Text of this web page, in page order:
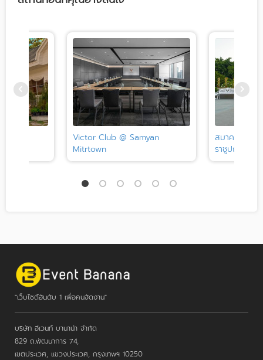
Victor Club @ Samyan
Mitrtown
สมาคมธรรม
ราชูปถัมภ์
"เว็บไซต์อันดับ 1 เพื่อคนจัดงาน"
บริษัท อีเวนท์ บานาน่า จำกัด
829 ถ.พัฒนาการ 74,
เขตประเวศ, แขวงประเวศ, กรุงเทพฯ 10250